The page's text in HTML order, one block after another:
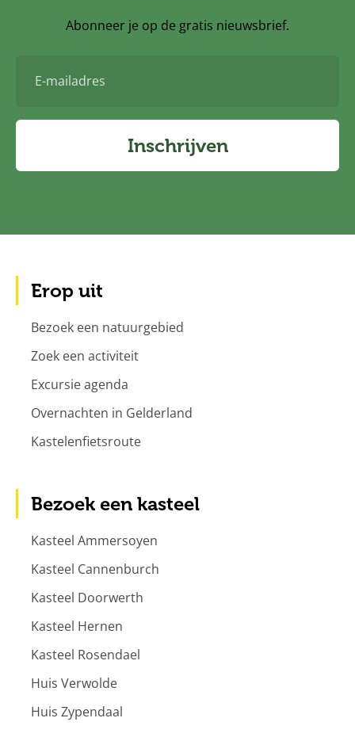
Abonneer je op de gratis nieuwsbrief.
mailadres
Inschrijven
Erop uit
Bezoek een natuurgebied
Zoek een activiteit
Excursie agenda
Overnachten in Gelderland
Kastelenfietsroute
Bezoek een kasteel
Kasteel Ammersoyen
Kasteel Cannenburch
Kasteel Doorwerth
Kasteel Hernen
Kasteel Rosendael
Huis Verwolde
Huis Zypendaal